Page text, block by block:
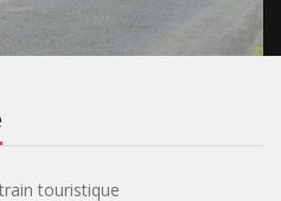
touristique